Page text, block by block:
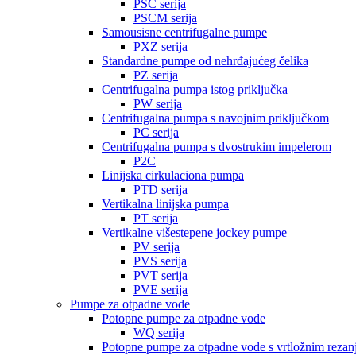
PSC serija
PSCM serija
Samousisne centrifugalne pumpe
PXZ serija
Standardne pumpe od nehrđajućeg čelika
PZ serija
Centrifugalna pumpa istog priključka
PW serija
Centrifugalna pumpa s navojnim priključkom
PC serija
Centrifugalna pumpa s dvostrukim impelerom
P2C
Linijska cirkulaciona pumpa
PTD serija
Vertikalna linijska pumpa
PT serija
Vertikalne višestepene jockey pumpe
PV serija
PVS serija
PVT serija
PVE serija
Pumpe za otpadne vode
Potopne pumpe za otpadne vode
WQ serija
Potopne pumpe za otpadne vode s vrtložnim